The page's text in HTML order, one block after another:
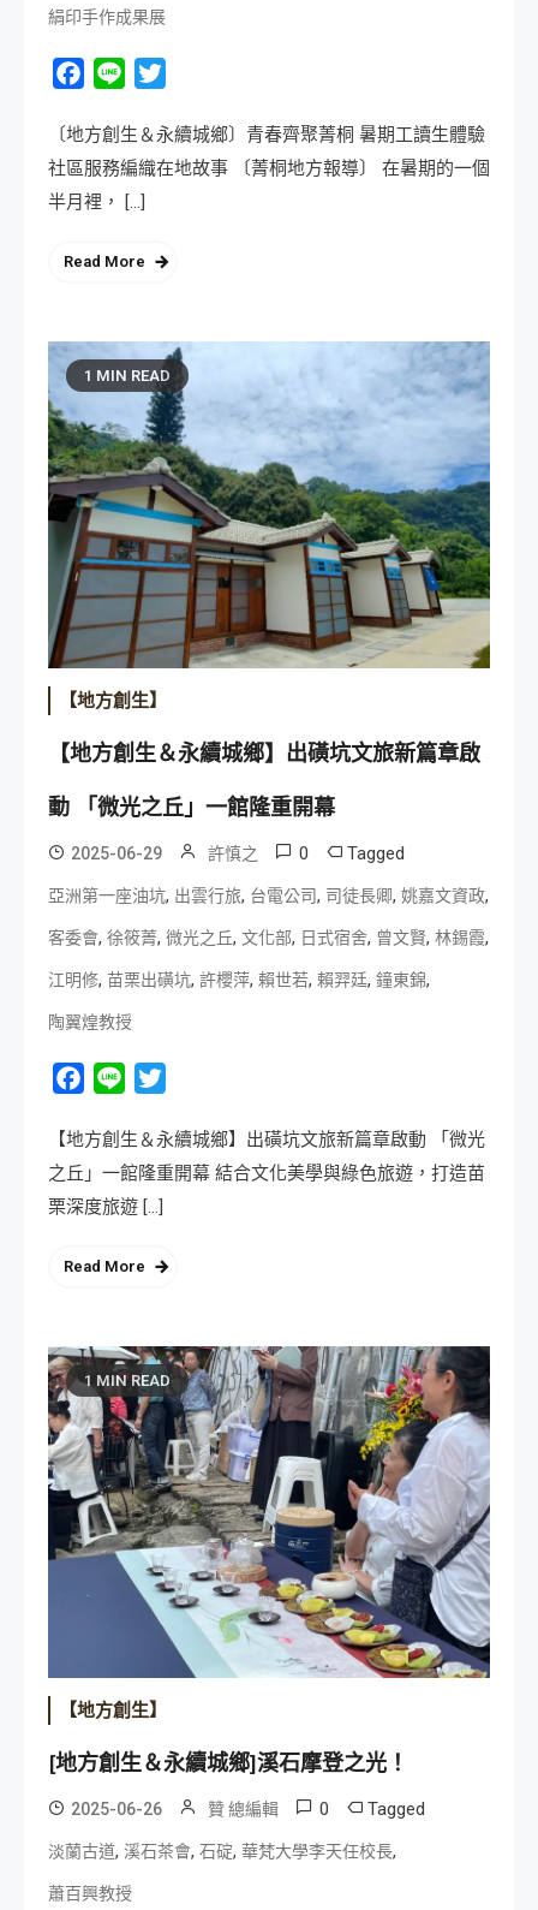
絹印手作成果展
Facebook
Line
〔地方創生＆永續城鄉〕青春齊聚菁桐 暑期工讀生體驗
社區服務編織在地故事 〔菁桐地方報導〕 在暑期的一個
半月裡， […]
Read More
1 MIN READ
【地方創生】
【地方創生＆永續城鄉】出磺坑文旅新篇章啟
動 「微光之丘」一館隆重開幕
2025-06-29 許慎之 0 Tagged
亞洲第一座油坑, 出雲行旅, 台電公司, 司徒長卿, 姚嘉文資政,
客委會, 徐筱菁, 微光之丘, 文化部, 日式宿舍, 曾文賢, 林錫霞,
江明修, 苗栗出磺坑, 許櫻萍, 賴世若, 賴羿廷, 鐘東錦,
陶翼煌教授
Facebook
Line
【地方創生＆永續城鄉】出磺坑文旅新篇章啟動 「微光
之丘」一館隆重開幕 結合文化美學與綠色旅遊，打造苗
栗深度旅遊 […]
Read More
1 MIN READ
【地方創生】
[地方創生＆永續城鄉]溪石摩登之光！
2025-06-26 贊 總編輯 0 Tagged
淡蘭古道, 溪石茶會, 石碇, 華梵大學李天任校長,
蕭百興教授